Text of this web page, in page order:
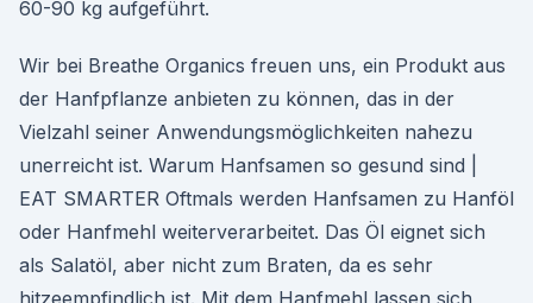
60-90 kg aufgeführt.
Wir bei Breathe Organics freuen uns, ein Produkt aus
der Hanfpflanze anbieten zu können, das in der
Vielzahl seiner Anwendungsmöglichkeiten nahezu
unerreicht ist. Warum Hanfsamen so gesund sind |
EAT SMARTER Oftmals werden Hanfsamen zu Hanföl
oder Hanfmehl weiterverarbeitet. Das Öl eignet sich
als Salatöl, aber nicht zum Braten, da es sehr
hitzeempfindlich ist. Mit dem Hanfmehl lassen sich